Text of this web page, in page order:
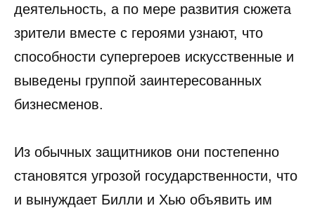
деятельность, а по мере развития сюжета
зрители вместе с героями узнают, что
способности супергероев искусственные и
выведены группой заинтересованных
бизнесменов.
Из обычных защитников они постепенно
становятся угрозой государственности, что
и вынуждает Билли и Хью объявить им